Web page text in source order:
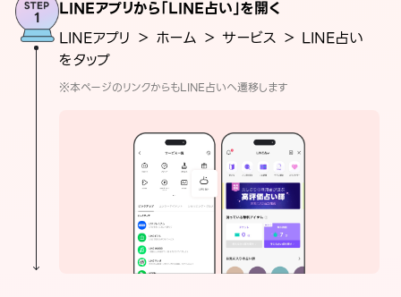
LINEアプリから「LINE占い」を開く
LINEアプリ ＞ ホーム ＞ サービス ＞ LINE占い
をタップ
※本ページのリンクからもLINE占いへ遷移します